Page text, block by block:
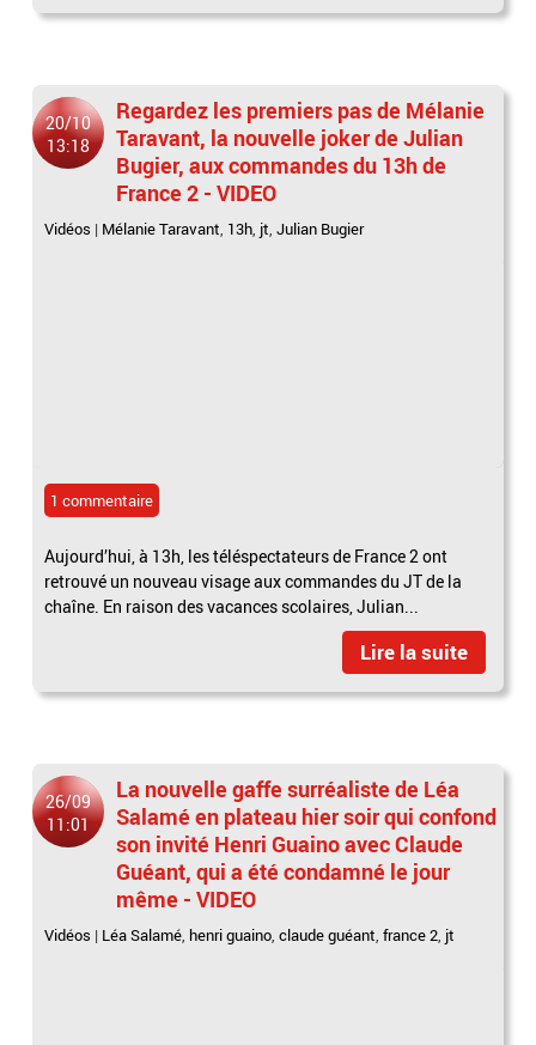
20/10
13:18
Regardez les premiers pas de Mélanie
Taravant, la nouvelle joker de Julian
Bugier, aux commandes du 13h de
France 2 - VIDEO
Vidéos | Mélanie Taravant, 13h, jt,Julian Bugier
1 commentaire
Aujourd’hui, à 13h, les téléspectateurs de France 2 ont
retrouvé un nouveau visage aux commandes du JT de la
chaîne. En raison des vacances scolaires, Julian...
Lire la suite
26/09
11:01
La nouvelle gaffe surréaliste de Léa
Salamé en plateau hier soir qui confond
son invité Henri Guaino avec Claude
Guéant, qui a été condamné le jour
même - VIDEO
Vidéos | Léa Salamé, henri guaino,claude guéant,france 2, jt